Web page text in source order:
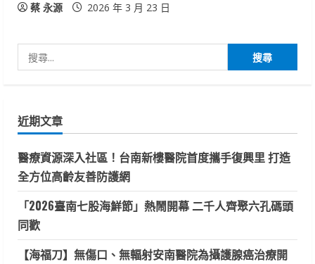
蔡 永源 2026 年 3 月 23 日
尋
字:
近期文章
醫療資源深入社區！台南新樓醫院首度攜手復興里 打造
全方位高齡友善防護網
「2026臺南七股海鮮節」熱鬧開幕 二千人齊聚六孔碼頭
同歡
【海福刀】無傷口、無輻射安南醫院為攝護腺癌治療開